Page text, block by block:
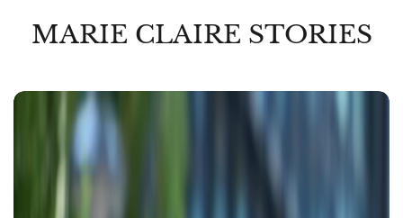
MARIE CLAIRE STORIES